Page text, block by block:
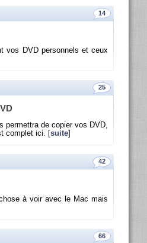
14
vos DVD per­son­nels et ceux
25
per­met­tra de co­pier vos DVD,
com­plet ici. [suite]
42
à voir avec le Mac mais
66